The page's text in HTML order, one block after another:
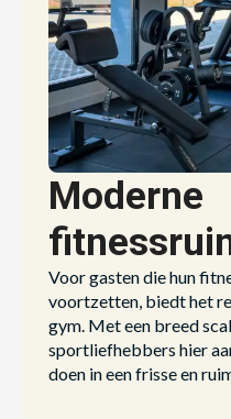
Moderne
Voor gasten die hun
voortzetten, biedt het
gym. Met een breed
sportliefhebbers hier
doen in een frisse en